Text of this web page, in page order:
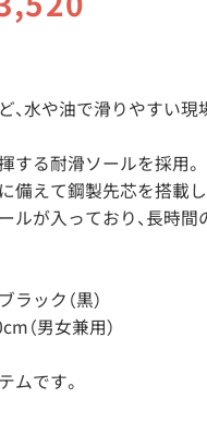
、水や油で滑りやすい
する耐滑ソールを採用。
備えて鋼製先芯を搭載し
ルが入っており、長時
ラック（黒）
（男女兼用）
ムです。